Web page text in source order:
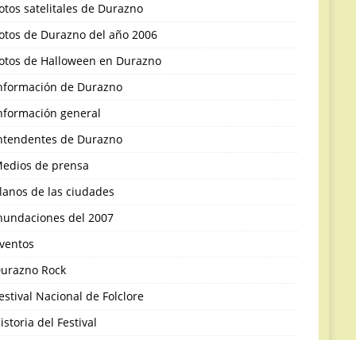
satelitales de Durazno
de Durazno del año 2006
de Halloween en Durazno
de Durazno
general
de Durazno
de prensa
de las ciudades
del 2007
Rock
Nacional de Folclore
del Festival